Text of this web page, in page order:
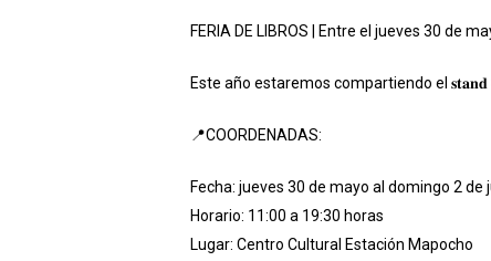
FERIA DE LIBROS | Entre el jueves 30 de
Este año estaremos compartiendo el
📍COORDENADAS:
Fecha: jueves 30 de mayo al domingo 2 de
Horario: 11:00 a 19:30 horas
Lugar: Centro Cultural Estación Mapocho